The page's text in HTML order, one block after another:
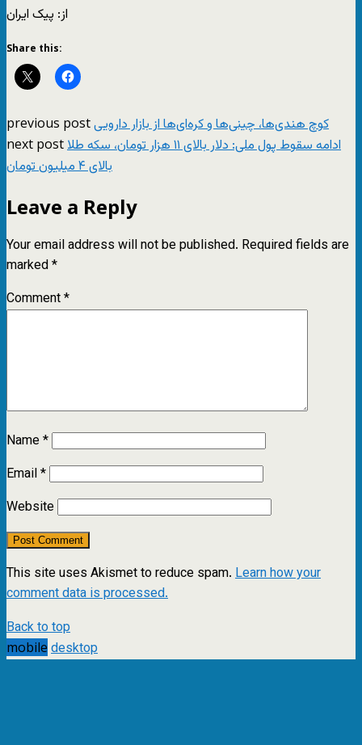
از: پیک ایران
Share this:
previous postکوچ هندی‌ها، چینی‌ها و کره‌ای‌ها از بازار دارویی
next postادامه سقوط پول ملی: دلار بالای ۱۱ هزار تومان، سکه طلا
بالای ۴ میلیون تومان
Leave a Reply
Your email address will not be published. Required fields are
marked*
Comment*
Name*
Email*
Website
This site uses Akismet to reduce spam. Learn how your
comment data is processed.
Back to top
mobile desktop